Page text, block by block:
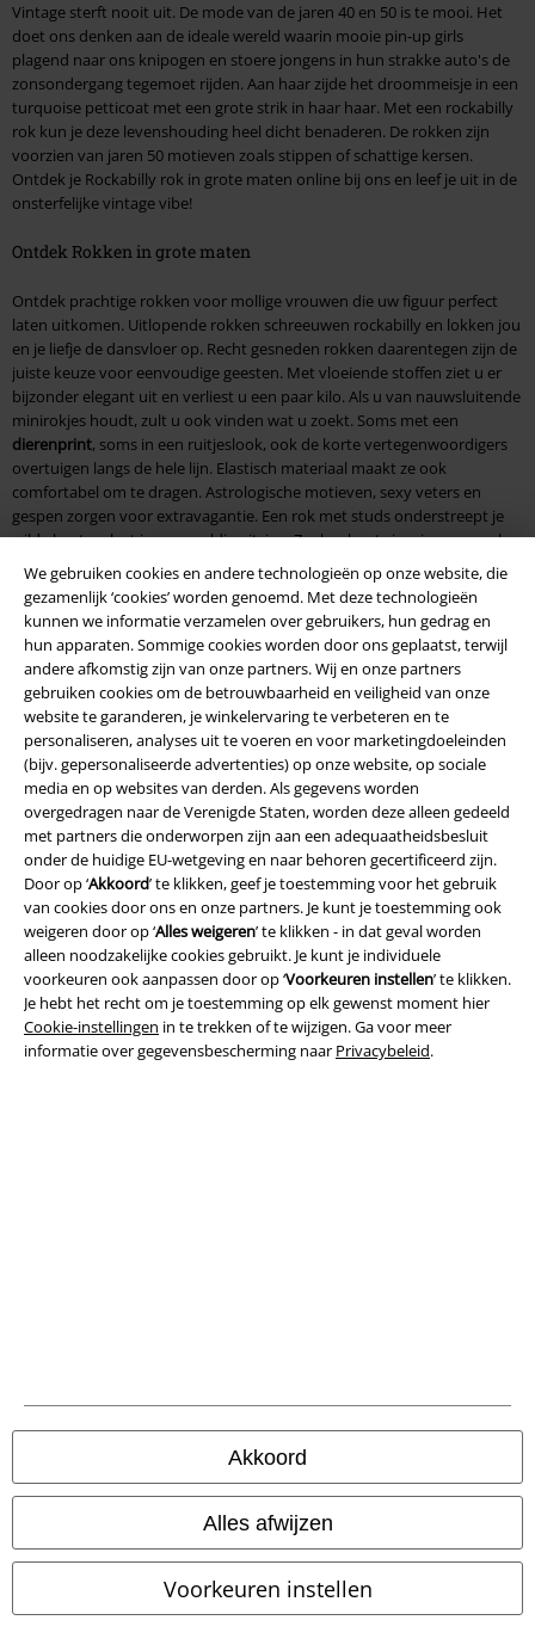
We gebruiken cookies en andere technologieën op onze website, die
gezamenlijk ‘cookies’ worden genoemd. Met deze technologieën
kunnen we informatie verzamelen over gebruikers, hun gedrag en
hun apparaten. Sommige cookies worden door ons geplaatst, terwijl
andere afkomstig zijn van onze partners. Wij en onze partners
gebruiken cookies om de betrouwbaarheid en veiligheid van onze
website te garanderen, je winkelervaring te verbeteren en te
personaliseren, analyses uit te voeren en voor marketingdoeleinden
(bijv. gepersonaliseerde advertenties) op onze website, op sociale
media en op websites van derden. Als gegevens worden
overgedragen naar de Verenigde Staten, worden deze alleen gedeeld
met partners die onderworpen zijn aan een adequaatheidsbesluit
onder de huidige EU-wetgeving en naar behoren gecertificeerd zijn.
Door op ‘Akkoord’ te klikken, geef je toestemming voor het gebruik
van cookies door ons en onze partners. Je kunt je toestemming ook
weigeren door op ‘Alles weigeren’ te klikken - in dat geval worden
alleen noodzakelijke cookies gebruikt. Je kunt je individuele
voorkeuren ook aanpassen door op ‘Voorkeuren instellen’ te klikken.
Je hebt het recht om je toestemming op elk gewenst moment hier
Cookie-instellingen in te trekken of te wijzigen. Ga voor meer
informatie over gegevensbescherming naar Privacybeleid.
Akkoord
Alles afwijzen
Voorkeuren instellen
Vintage sterft nooit uit. De mode van de jaren 40 en 50 is te mooi. Het
doet ons denken aan de ideale wereld waarin mooie pin-up girls
plagend naar ons knipogen en stoere jongens in hun strakke auto's de
zonsondergang tegemoet rijden. Aan haar zijde het droommeisje in een
turquoise petticoat met een grote strik in haar haar. Met een rockabilly
rok kun je deze levenshouding heel dicht benaderen. De rokken zijn
voorzien van jaren 50 motieven zoals stippen of schattige kersen.
Ontdek je Rockabilly rok in grote maten online bij ons en leef je uit in de
onsterfelijke vintage vibe!
Ontdek Rokken in grote maten
Ontdek prachtige rokken voor mollige vrouwen die uw figuur perfect
laten uitkomen. Uitlopende rokken schreeuwen rockabilly en lokken jou
en je liefje de dansvloer op. Recht gesneden rokken daarentegen zijn de
juiste keuze voor eenvoudige geesten. Met vloeiende stoffen ziet u er
bijzonder elegant uit en verliest u een paar kilo. Als u van nauwsluitende
minirokjes houdt, zult u ook vinden wat u zoekt. Soms met een
dierenprint, soms in een ruitjeslook, ook de korte vertegenwoordigers
overtuigen langs de hele lijn. Elastisch materiaal maakt ze ook
comfortabel om te dragen. Astrologische motieven, sexy veters en
gespen zorgen voor extravagantie. Een rok met studs onderstreept je
wilde kant en laat je er geweldig uitzien. Zoals u kunt zien, is er een rok
voor elke smaak en elke maat!
15%
E-mailnieuwsbrief
Meld je aan en ontvang een code voor 15%
korting!Meer info
Ik geef hierbij toestemming om de Large-nieuwsbrief te ontvangen en ga
ermee akkoord dat Large Popmerchandising B.V. mijn persoonsgegevens
verwerkt om mij regelmatig te informeren over producten. Mijn
persoonsgegevens worden verwerkt in overeenstemming met de
bepalingen van hetPrivacybeleid. Ik kan mijn toestemming te allen tijde
intrekken, bijvoorbeeld door op de ‘afmelden’-link te klikken.
Hierkan ik me afmelden voor de nieuwsbrief.
Aanmelden
Vandaag is onze klantenservice bereikbaar van 09:00 tot 17:00.Meer
informatie
Service, catalogus, prijsvragen etc.